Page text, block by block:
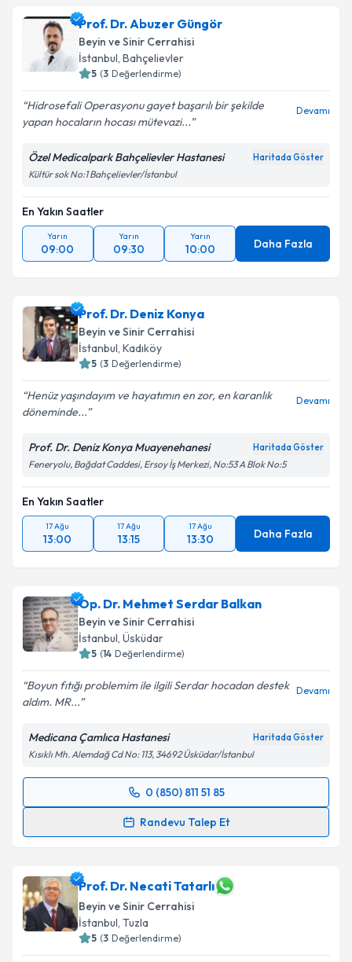
Prof. Dr. Abuzer Güngör
Beyin ve Sinir Cerrahisi
İstanbul, Bahçelievler
5 (3 Değerlendirme)
Hidrosefali Operasyonu gayet başarılı bir şekilde
yapan hocaların hocası mütevazi...
Devamı
Özel Medicalpark Bahçelievler Hastanesi Haritada Göster
Kültür sok No:1 Bahçelievler/İstanbul
En Yakın Saatler
Yarın
09:00
Yarın
09:30
Yarın
10:00 Daha Fazla
Prof. Dr. Deniz Konya
Beyin ve Sinir Cerrahisi
İstanbul, Kadıköy
5 (3 Değerlendirme)
Henüz yaşındayım ve hayatımın en zor, en karanlık
döneminde...
Devamı
Prof. Dr. Deniz Konya Muayenehanesi Haritada Göster
Feneryolu, Bağdat Caddesi, Ersoy İş Merkezi, No:53 A Blok No:5
En Yakın Saatler
17 Ağu
13:00
17 Ağu
13:15
17 Ağu
13:30 Daha Fazla
Op. Dr. Mehmet Serdar Balkan
Beyin ve Sinir Cerrahisi
İstanbul, Üsküdar
5 (14 Değerlendirme)
Boyun fıtığı problemim ile ilgili Serdar hocadan destek
aldım. MR...
Devamı
Medicana Çamlıca Hastanesi Haritada Göster
Kısıklı Mh. Alemdağ Cd No: 113, 34692 Üsküdar/İstanbul
0 (850) 811 51 85
Randevu Talep Et
Randevu Takvimi Talebi
almanız için bir takvim hazırlandığında e-posta ile
bilgilendireceğiz.
E-posta Adresiniz
Prof. Dr. Necati Tatarlı
Beyin ve Sinir Cerrahisi
İstanbul, Tuzla
5 (3 Değerlendirme)